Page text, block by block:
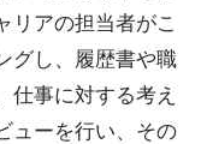
リアの担当者がこ
グし、履歴書や職
仕事に対する考え
ューを行い、その